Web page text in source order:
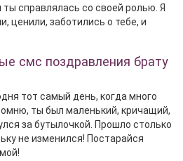
справлялась со своей ролью. Я
ценили, заботились о тебе, и
смс поздравления брату
тот самый день, когда много
ты был маленький, кричащий,
за бутылочкой. Прошло столько
не изменился! Постарайся